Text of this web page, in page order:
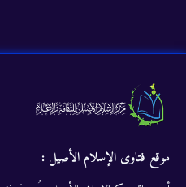
موقع فتاوى الإسلام الأصيل :